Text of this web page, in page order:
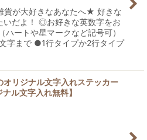
貨が大好きなあなたへ★ 好きな
いだよ！ ◎お好きな英数字をお
ハートや星マークなど記号可）
字まで ●1行タイプか2行タイプ
オリジナル文字入れステッカー
ナル文字入れ無料】